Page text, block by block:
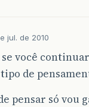
jul. de 2010
você
de
pensar só vou